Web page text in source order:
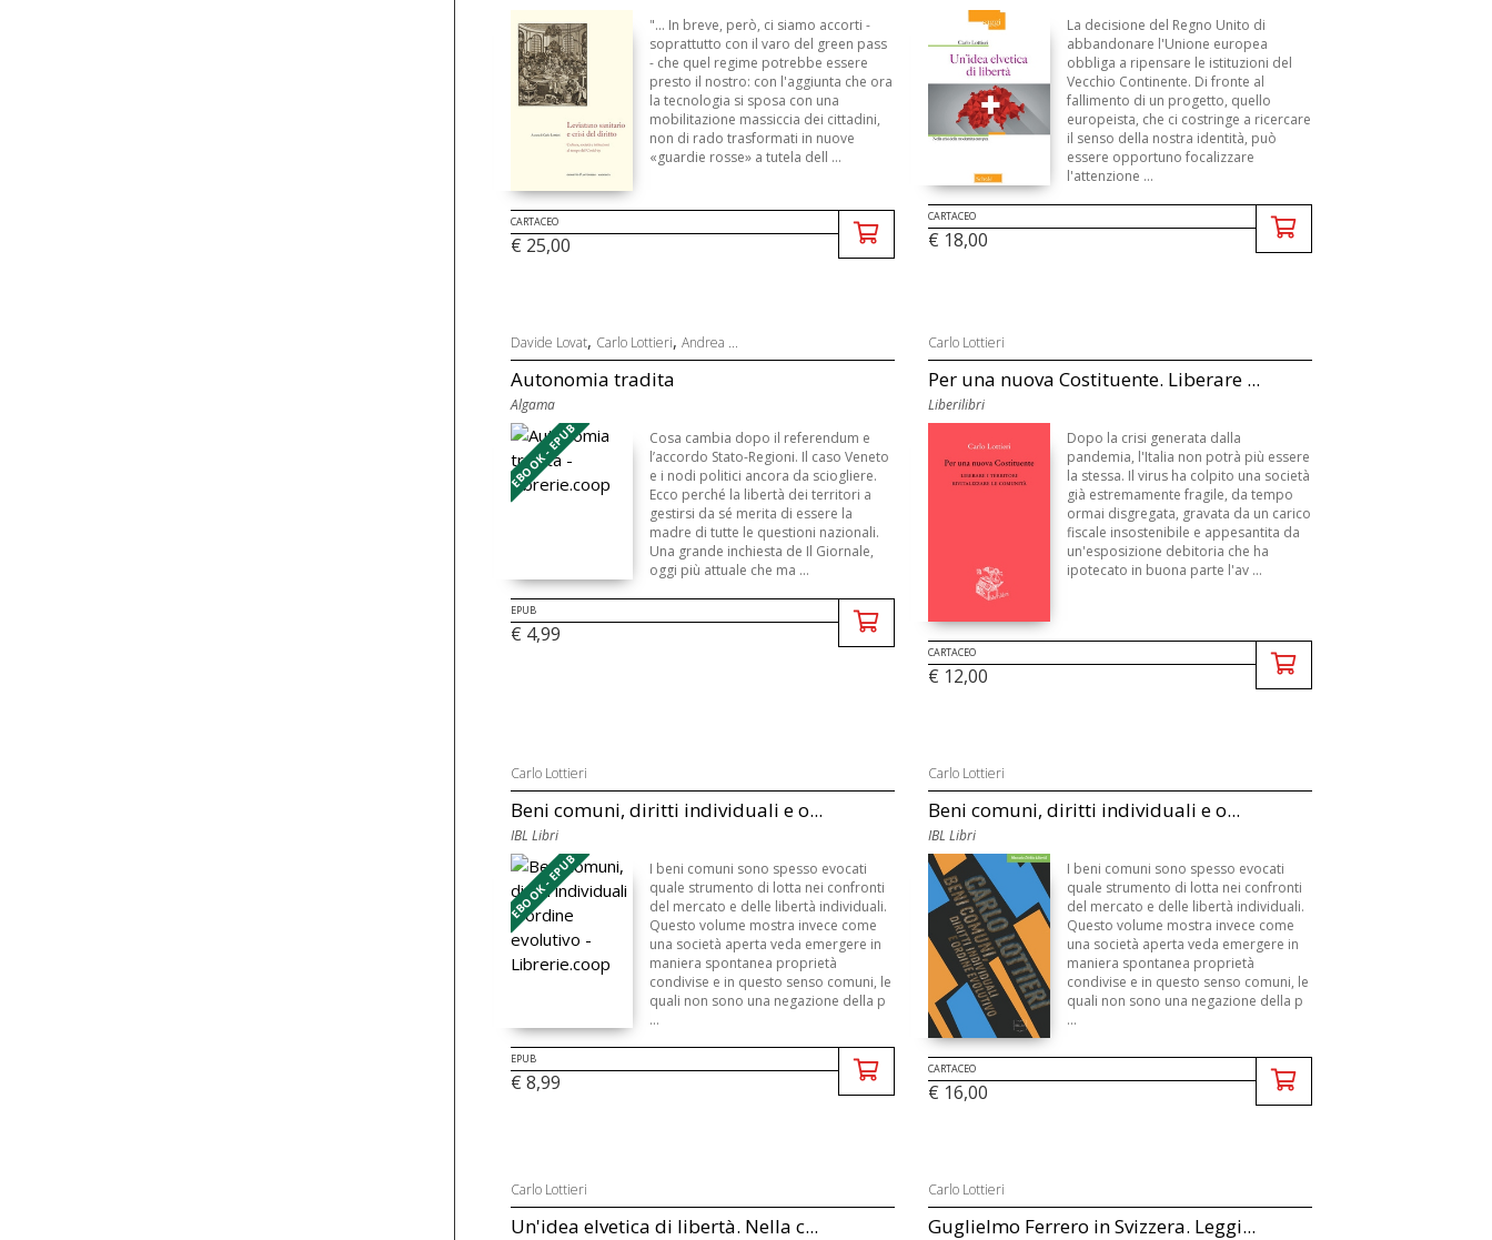
"... In breve, però, ci siamo accorti -
soprattutto con il varo del green pass
- che quel regime potrebbe essere
presto il nostro: con l'aggiunta che ora
la tecnologia si sposa con una
mobilitazione massiccia dei cittadini,
non di rado trasformati in nuove
«guardie rosse» a tutela dell ...
CARTACEO
€ 25,00
La decisione del Regno Unito di
abbandonare l'Unione europea
obbliga a ripensare le istituzioni del
Vecchio Continente. Di fronte al
fallimento di un progetto, quello
europeista, che ci costringe a ricercare
il senso della nostra identità, può
essere opportuno focalizzare
l'attenzione ...
CARTACEO
€ 18,00
Davide Lovat, Carlo Lottieri, Andrea ...
Autonomia tradita
Algama
EBOOK - EPUB
Cosa cambia dopo il referendum e
l’accordo Stato-Regioni. Il caso Veneto
e i nodi politici ancora da sciogliere.
Ecco perché la libertà dei territori a
gestirsi da sé merita di essere la
madre di tutte le questioni nazionali.
Una grande inchiesta de Il Giornale,
oggi più attuale che ma ...
EPUB
€ 4,99
Carlo Lottieri
Per una nuova Costituente. Liberare ...
Liberilibri
Dopo la crisi generata dalla
pandemia, l'Italia non potrà più essere
la stessa. Il virus ha colpito una società
già estremamente fragile, da tempo
ormai disgregata, gravata da un carico
fiscale insostenibile e appesantita da
un'esposizione debitoria che ha
ipotecato in buona parte l'av ...
CARTACEO
€ 12,00
Carlo Lottieri
Beni comuni, diritti individuali e o...
IBL Libri
EBOOK - EPUB
I beni comuni sono spesso evocati
quale strumento di lotta nei confronti
del mercato e delle libertà individuali.
Questo volume mostra invece come
una società aperta veda emergere in
maniera spontanea proprietà
condivise e in questo senso comuni, le
quali non sono una negazione della p
...
EPUB
€ 8,99
Carlo Lottieri
Beni comuni, diritti individuali e o...
IBL Libri
I beni comuni sono spesso evocati
quale strumento di lotta nei confronti
del mercato e delle libertà individuali.
Questo volume mostra invece come
una società aperta veda emergere in
maniera spontanea proprietà
condivise e in questo senso comuni, le
quali non sono una negazione della p
...
CARTACEO
€ 16,00
Carlo Lottieri
Un'idea elvetica di libertà. Nella c...
Carlo Lottieri
Guglielmo Ferrero in Svizzera. Leggi...